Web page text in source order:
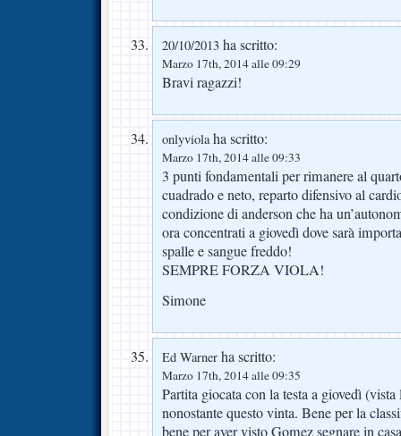
20/10/2013 ha scritto:
Marzo 17th, 2014 alle 09:29
Bravi ragazzi!
onlyviolaha scritto:
Marzo 17th, 2014 alle 09:33
3 punti fondamentali per rimanere al
cuadrado e neto, reparto difensivo al
condizione di anderson che ha
ora concentrati a giovedì dove sarà
spalle e sangue freddo!
SEMPRE FORZA VIOLA!
Simone
Ed Warner ha scritto:
Marzo 17th, 2014 alle 09:35
Partita giocata con la testa a giovedì
nonostante questo vinta. Bene per la
bene per aver visto Gomez segnare in